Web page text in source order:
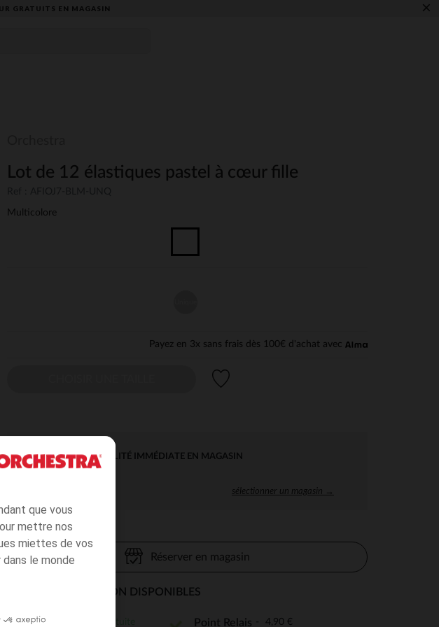
que vous
mettre nos
miettes de vos
le monde
GRATUITS EN MAGASIN​ ×
Lot de 12 élastiques pastel à cœur fille
Multicolore
Payez en 3x sans frais dès 100€ d'achat avec
DISPONIBILITÉ IMMÉDIATE EN MAGASIN
sélectionner un magasin →
Réserver en magasin
MODES DE LIVRAISON DISPONIBLES
En magasin Point Relais 4,90 €